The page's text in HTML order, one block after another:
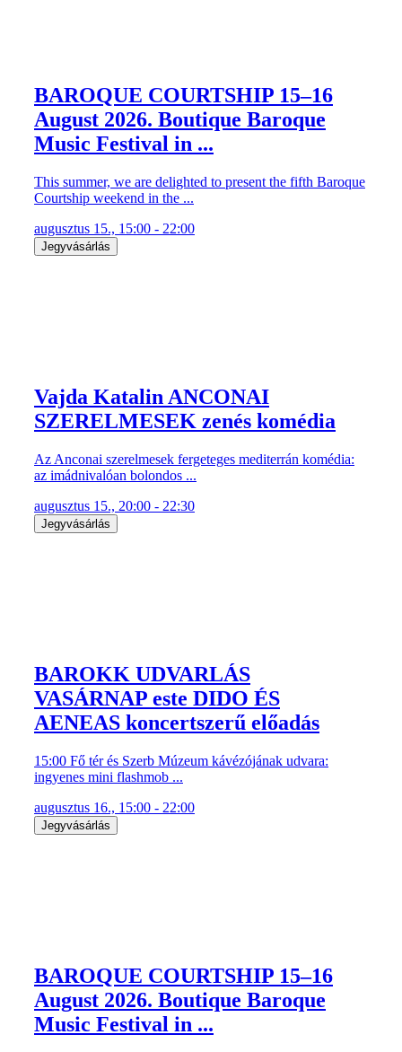
BAROQUE COURTSHIP 15–16
August 2026. Boutique Baroque
Music Festival in ...
This summer, we are delighted to present the fifth Baroque
Courtship weekend in the ...
augusztus 15., 15:00 - 22:00
Jegyvásárlás
Vajda Katalin ANCONAI
SZERELMESEK zenés komédia
Az Anconai szerelmesek fergeteges mediterrán komédia:
az imádnivalóan bolondos ...
augusztus 15., 20:00 - 22:30
Jegyvásárlás
BAROKK UDVARLÁS
VASÁRNAP este DIDO ÉS
AENEAS koncertszerű előadás
15:00 Fő tér és Szerb Múzeum kávézójának udvara:
ingyenes mini flashmob ...
augusztus 16., 15:00 - 22:00
Jegyvásárlás
BAROQUE COURTSHIP 15–16
August 2026. Boutique Baroque
Music Festival in ...